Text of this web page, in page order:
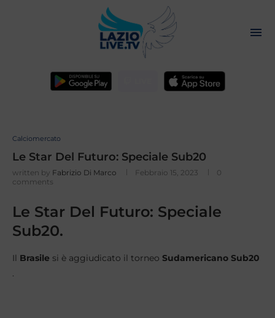
Calciomercato
Le Star Del Futuro: Speciale Sub20
written by Fabrizio Di Marco Febbraio 15, 2023
0
comments
Le Star Del Futuro: Speciale
Sub20.
Il Brasile si è aggiudicato il torneo Sudamericano Sub20
.